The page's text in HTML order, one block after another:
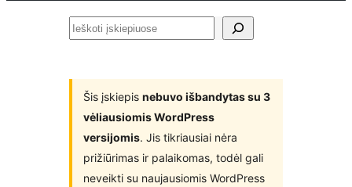
Ieškoti
Šis įskiepis nebuvo išbandytas su 3
vėliausiomis WordPress
versijomis. Jis tikriausiai nėra
prižiūrimas ir palaikomas, todėl gali
neveikti su naujausiomis WordPress